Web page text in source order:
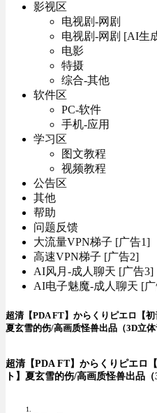
影视区
电视剧-网剧
电视剧-网剧 [AI生
电影
特摄
综合-其他
软件区
PC-软件
手机-应用
学习区
图文教程
视频教程
公告区
其他
帮助
问题反馈
大流量VPN梯子 [广告1]
高速VPN梯子 [广告2]
AI风月-成人聊天 [广告3]
AI电子魅魔-成人聊天 [
超清【PDA FT】からくりピエロ【
夏玄雪的伤/高画质怪兽出品（3D立体
超清【PDA FT】からくりピエロ
ト】夏玄雪的伤/高画质怪兽出品（